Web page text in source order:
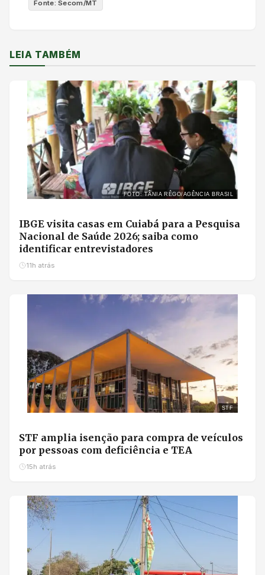
Fonte: Secom/MT
LEIA TAMBÉM
FOTO: TÂNIA RÊGO/AGÊNCIA BRASIL
IBGE visita casas em Cuiabá para a Pesquisa
Nacional de Saúde 2026; saiba como
identificar entrevistadores
11h atrás
STF
STF amplia isenção para compra de veículos
por pessoas com deficiência e TEA
15h atrás